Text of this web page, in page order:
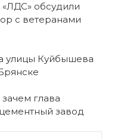
обсудили
с ветеранами
улицы Куйбышева
глава
завод